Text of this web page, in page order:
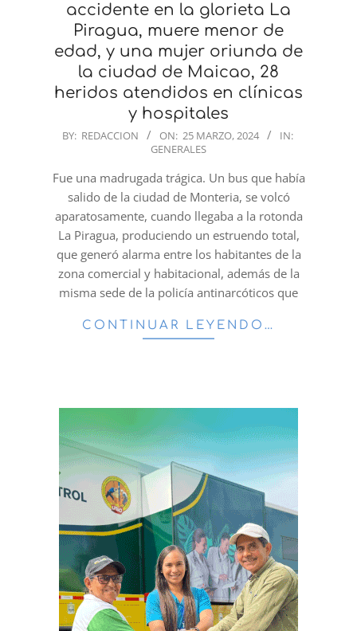
accidente en la glorieta La
Piragua, muere menor de
edad, y una mujer oriunda de
la ciudad de Maicao, 28
heridos atendidos en clínicas
y hospitales
2024-
25
BY: REDACCION ON: 25 MARZO, 2024
IN:
GENERALES
Fue una madrugada trágica. Un bus que había
salido de la ciudad de Monteria, se volcó
aparatosamente, cuando llegaba a la rotonda
La Piragua, produciendo un estruendo total,
que generó alarma entre los habitantes de la
zona comercial y habitacional, además de la
misma sede de la policía antinarcóticos que
CONTINUAR LEYENDO…